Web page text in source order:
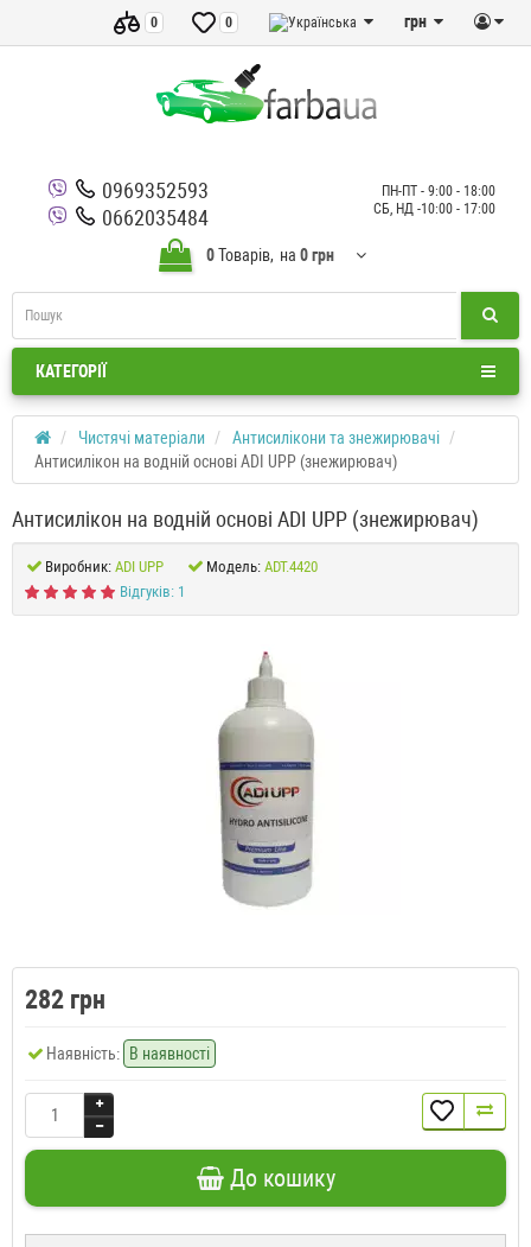
грн
0
0
0969352593
0662035484
ПН-ПТ - 9:00 - 18:00
СБ, НД -10:00 - 17:00
0Товарів, на 0 грн
КАТЕГОРІЇ
Чистячі матеріали
Антисилікони та знежирювачі
Антисилікон на водній основі ADI UPP (знежирювач)
Антисилікон на водній основі ADI UPP (знежирювач)
Виробник: ADI UPP Модель: ADT.4420
Відгуків: 1
282 грн
Наявність: В наявності
До кошику